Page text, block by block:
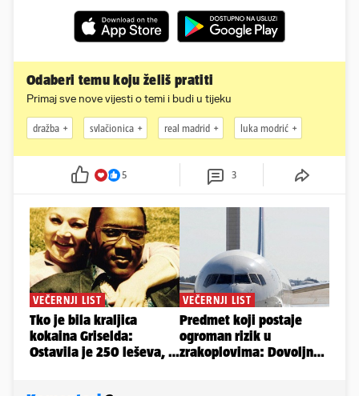
Odaberi temu koju želiš pratiti
Primaj sve nove vijesti o temi i budi u tijeku
dražba svlačionica real madrid luka modrić
5 3